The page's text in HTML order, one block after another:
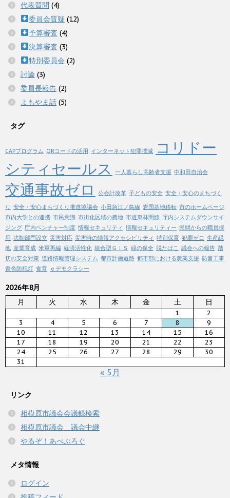
代表質問 (4)
委員会質疑 (12)
予算審査 (4)
決算審査 (3)
特別委員会 (2)
討論 (3)
委員長報告 (2)
よもやま話 (5)
タグ
CAPプログラム QRコードの活用 インターネット犯罪撲滅
コリドー
シティセールス
一人暮らし高齢者支援 中和田自治会
交通事故ゼロ 公会計改革 子どもの安全 安全・安心のまちづく
り 安全・安心まちづくり推進協議会 小田急江ノ島線 岩国基地移転 市のホームページ
市内大学との連携 市民意識 市街化区域の農地 市道東林間線 庁内システムダウンサイ
ジング 庁内ベンチャー制度 情報セキュリティ 情報セキュリティー 民間からの職員採
用 法制部門設立 災害対応 災害時の情報アクセシビリティ 特別保育 犯罪ゼロ 生産緑
地 産業育成 米軍再編 経済活性化 統合型ＧＩＳ 緑の保全 脱たばこ 議会への報告 踏
切の安全対策 道路情報管理システム 都市計画道路 都市部における農業支援 防音工事
青色防犯灯 食育 ｅデモクラシー
2026年8月
月
火 水 木 金 土 日
1
2
3
4 5 6 7 8
9
10
11 12 13 14 15
16
17
18 19 20 21 22
23
24
25 26 27 28 29
30
31
« 5月
リンク
相模原市議会会議録検索
相模原市議会 議会中継
やるぞ！あべぶろぐ
メタ情報
ログイン